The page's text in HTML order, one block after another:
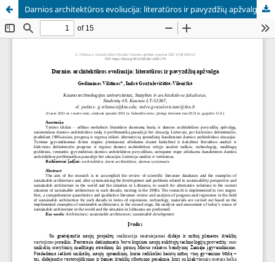
Darnios architektūros evoliucija: literatūros ir pavyzdžių apžvalga